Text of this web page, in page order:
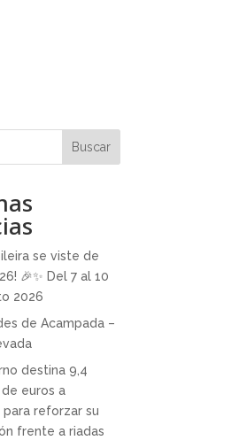
Buscar
se viste de
🎉✨ Del 7 al 10
2026
de Acampada –
destina 9,4
euros a
para reforzar su
frente a riadas